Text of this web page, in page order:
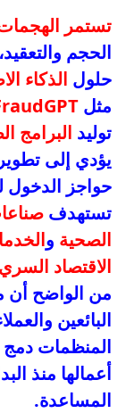
تستمر الهجمات
الحجم
حلول الذكاء
مثل
توليد البرامج
يؤدي إلى
حواجز الدخول
تستهدف
الصحية و
الاقتصاد
من الواضح أن
البائعين
المنظمات دمج
أعمالها منذ
المساعدة.